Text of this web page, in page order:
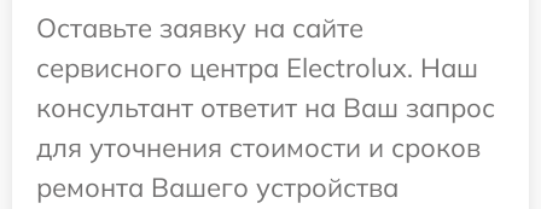
Оставьте заявку на сайте
сервисного центра Electrolux. Наш
консультант ответит на Ваш запрос
для уточнения стоимости и сроков
ремонта Вашего устройства